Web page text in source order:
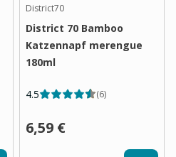
District70
District 70 Bamboo
Katzennapf merengue
180ml
4.5 (6)
6,59 €